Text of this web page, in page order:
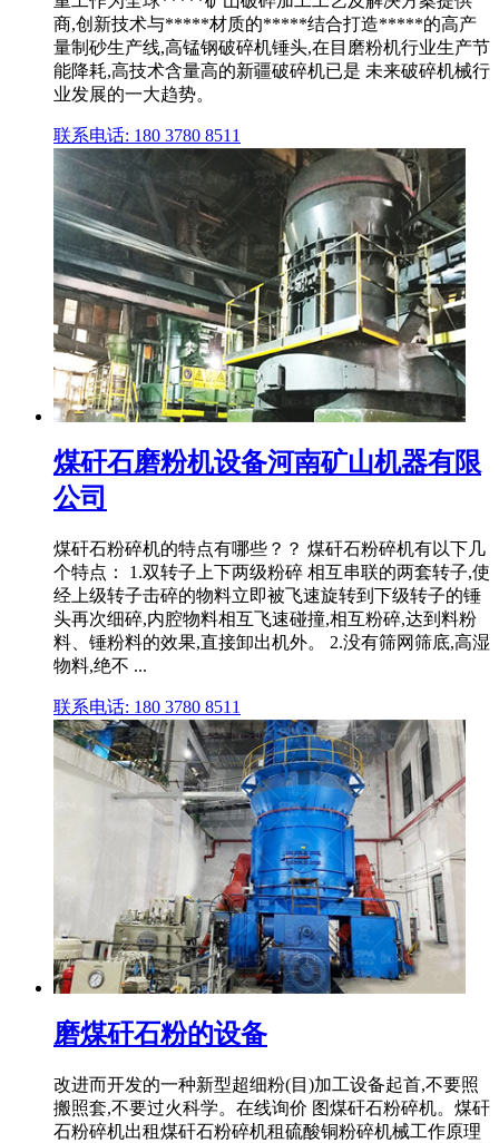
商,创新技术与*****材质的*****结合打造*****的高产
量制砂生产线,高锰钢破碎机锤头,在目磨粉机行业生产节
能降耗,高技术含量高的新疆破碎机已是 未来破碎机械行
业发展的一大趋势。
联系电话: 180 3780 8511
煤矸石磨粉机设备河南矿山机器有限
公司
煤矸石粉碎机的特点有哪些？？ 煤矸石粉碎机有以下几
个特点： 1.双转子上下两级粉碎 相互串联的两套转子,使
经上级转子击碎的物料立即被飞速旋转到下级转子的锤
头再次细碎,内腔物料相互飞速碰撞,相互粉碎,达到料粉
料、锤粉料的效果,直接卸出机外。 2.没有筛网筛底,高湿
物料,绝不 ...
联系电话: 180 3780 8511
磨煤矸石粉的设备
改进而开发的一种新型超细粉(目)加工设备起首,不要照
搬照套,不要过火科学。在线询价 图煤矸石粉碎机。煤矸
石粉碎机出租煤矸石粉碎机租硫酸铜粉碎机械工作原理